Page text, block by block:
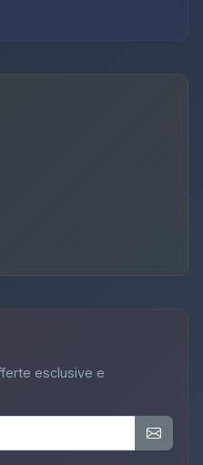
esclusive e